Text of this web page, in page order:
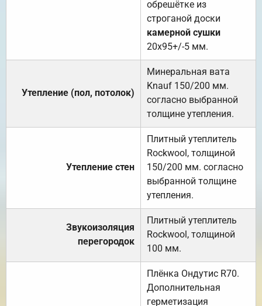
обрешётке из
строганой доски
камерной сушки
20х95+/-5 мм.
Утепление (пол, потолок)
Минеральная вата
Knauf 150/200 мм.
согласно выбранной
толщине утепления.
Утепление стен
Плитный утеплитель
Rockwool, толщиной
150/200 мм. согласно
выбранной толщине
утепления.
Звукоизоляция
перегородок
Плитный утеплитель
Rockwool, толщиной
100 мм.
Плёнка Ондутис R70.
Дополнительная
герметизация